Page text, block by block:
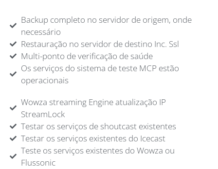
Backup completo no servidor de origem, onde
necessário
Restauração no servidor de destino Inc. Ssl
Multi-ponto de verificação de saúde
Os serviços do sistema de teste MCP estão
operacionais
Wowza streaming Engine atualização IP
StreamLock
Testar os serviços de shoutcast existentes
Testar os serviços existentes do Icecast
Teste os serviços existentes do Wowza ou
Flussonic